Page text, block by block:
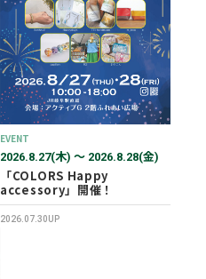
EVENT
2026.8.27(木) 〜 2026.8.28(金)
「COLORS Happy
accessory」開催！
2026.07.30UP